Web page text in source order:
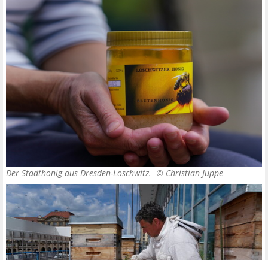
Der Stadthonig aus Dresden-Loschwitz. © Christian Juppe